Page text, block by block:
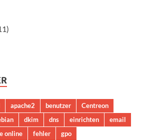
apache2 benutzer
Centreon
dkim dns einrichten
email
online fehler
gpo